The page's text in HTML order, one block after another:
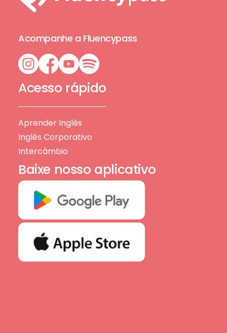
Acompanhe a Fluencypass
Acesso rápido
Aprender Inglês
Inglês Corporativo
Intercâmbio
Baixe nosso aplicativo